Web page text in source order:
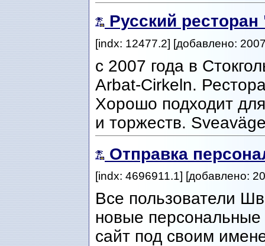
Русский
[indx: 12477.2] [добавлено:
с 2007 года в
Arbat-Cirkeln.
Хорошо подходит
и торжеств.
Отправка
[indx: 4696911.1] [добавлено:
Все пользователи
новые персональные
сайт под своим